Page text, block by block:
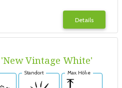
Details
Vintage White'
Standort Max. Höhe